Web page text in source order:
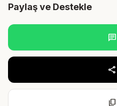
Paylaş ve Destekle
chat
share
content_copy